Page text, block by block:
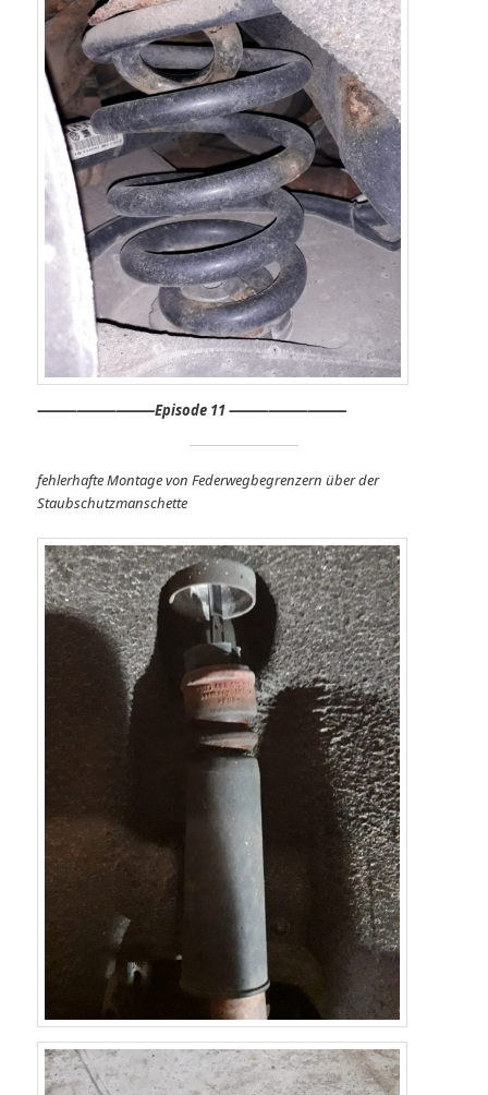
⸻⸻⸻Episode 11 ⸻⸻⸻
fehlerhafte Montage von Federwegbegrenzern über der
Staubschutzmanschette